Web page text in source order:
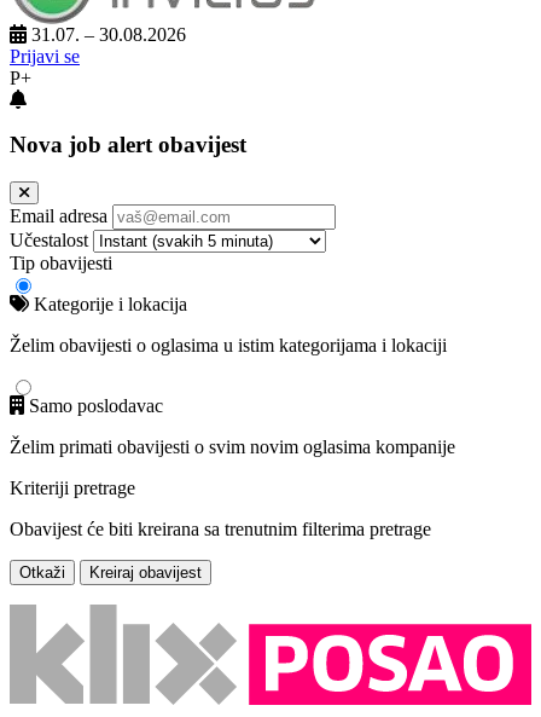
31.07. – 30.08.2026
Prijavi se
P+
Nova job alert obavijest
Email adresa
Učestalost
Tip obavijesti
Kategorije i lokacija
Želim obavijesti o oglasima u istim kategorijama i lokaciji
Samo poslodavac
Želim primati obavijesti o svim novim oglasima kompanije
Kriteriji pretrage
Obavijest će biti kreirana sa trenutnim filterima pretrage
Otkaži Kreiraj obavijest